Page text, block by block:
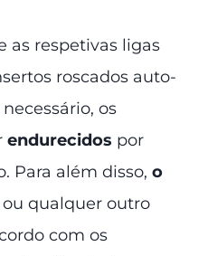
as respetivas ligas
roscados auto-
os
endurecidos por
Para além disso, o
ou qualquer outro
com os